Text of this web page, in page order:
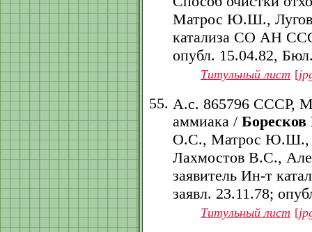
Матрос Ю.Ш.,
катализа СО АН
опубл. 15.04.82,
Титульный лист [
А.с. 865796 СССР,
аммиака /
О.С., Матрос Ю.Ш.,
Лахмостов В.С.,
заявитель Ин-т
заявл. 23.11.78;
Титульный лист [